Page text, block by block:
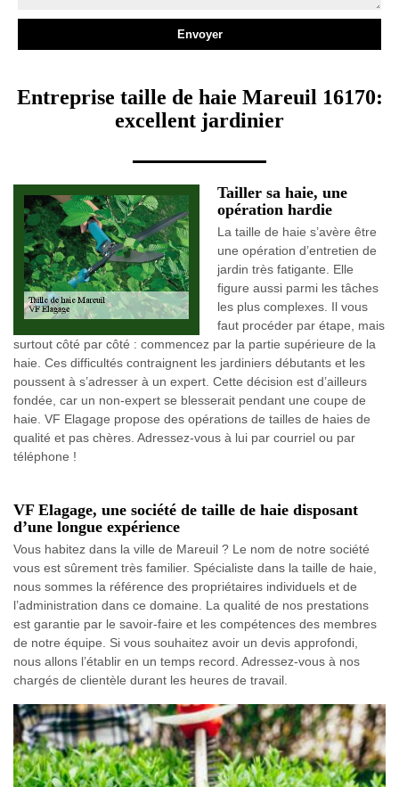
Entreprise taille de haie Mareuil 16170:
excellent jardinier
Tailler sa haie, une
opération hardie
La taille de haie s’avère être
une opération d’entretien de
jardin très fatigante. Elle
figure aussi parmi les tâches
les plus complexes. Il vous
faut procéder par étape, mais
surtout côté par côté : commencez par la partie supérieure de la
haie. Ces difficultés contraignent les jardiniers débutants et les
poussent à s’adresser à un expert. Cette décision est d’ailleurs
fondée, car un non-expert se blesserait pendant une coupe de
haie. VF Elagage propose des opérations de tailles de haies de
qualité et pas chères. Adressez-vous à lui par courriel ou par
téléphone !
VF Elagage, une société de taille de haie disposant
d’une longue expérience
Vous habitez dans la ville de Mareuil ? Le nom de notre société
vous est sûrement très familier. Spécialiste dans la taille de haie,
nous sommes la référence des propriétaires individuels et de
l’administration dans ce domaine. La qualité de nos prestations
est garantie par le savoir-faire et les compétences des membres
de notre équipe. Si vous souhaitez avoir un devis approfondi,
nous allons l’établir en un temps record. Adressez-vous à nos
chargés de clientèle durant les heures de travail.